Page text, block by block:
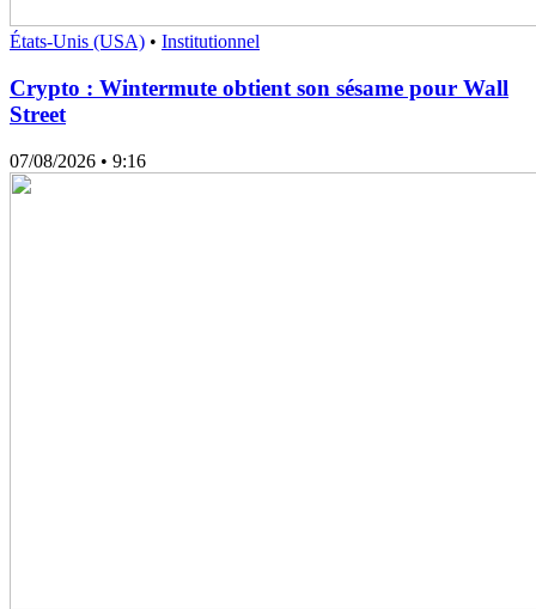
États-Unis (USA) • Institutionnel
Crypto : Wintermute obtient son sésame pour Wall
Street
07/08/2026 • 9:16